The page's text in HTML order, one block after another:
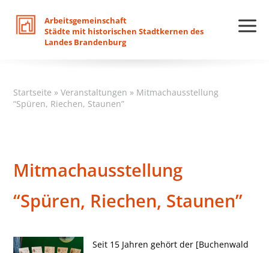
Arbeitsgemeinschaft
Städte mit historischen Stadtkernen des
Landes Brandenburg
Startseite »Veranstaltungen » Mitmachausstellung
“Spüren, Riechen, Staunen”
Mitmachausstellung
“Spüren, Riechen, Staunen”
Seit 15 Jahren gehört der [Buchenwald